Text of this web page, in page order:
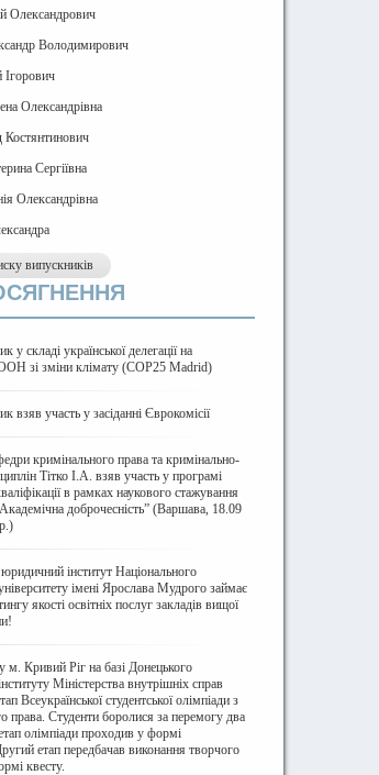
Олександрович
Володимирович
Олександрівна
Сергіївна
Олександрівна
випускників
у складі української делегації на
зі зміни клімату (COP25 Madrid)
взяв участь у засіданні Єврокомісії
кримінального права та кримінально-
Тітко І.А. взяв участь у програмі
в рамках наукового стажування
доброчесність” (Варшава, 18.09
інститут Національного
імені Ярослава Мудрого займає
якості освітніх послуг закладів вищої
м. Кривий Ріг на базі Донецького
Міністерства внутрішніх справ
Всеукраїнської студентської олімпіади з
права. Студенти боролися за перемогу два
олімпіади проходив у формі
етап передбачав виконання творчого
квесту.